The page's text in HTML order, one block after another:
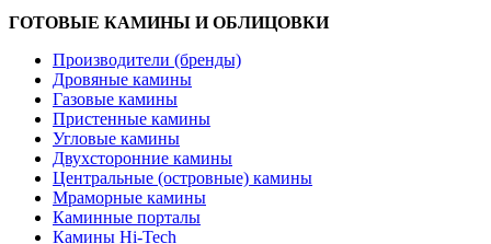
ГОТОВЫЕ КАМИНЫ И ОБЛИЦОВКИ
Производители (бренды)
Дровяные камины
Газовые камины
Пристенные камины
Угловые камины
Двухсторонние камины
Центральные (островные) камины
Мраморные камины
Каминные порталы
Камины Hi-Tech